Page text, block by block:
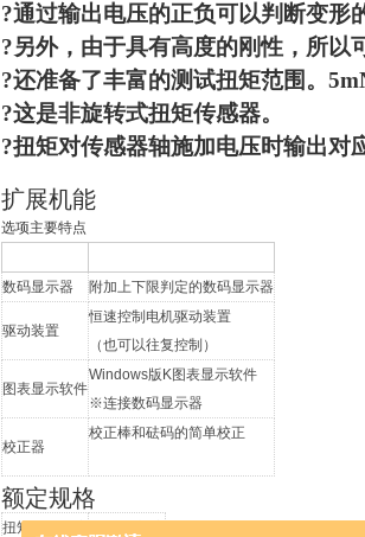
?通过输出电压的正负可以判断变形
?另外，由于具有高度的刚性，所以
?还准备了丰富的测试扭矩范围。
?这是非旋转式扭矩传感器。
?扭矩对传感器轴施加电压时输出对
扩展机能
选项主要特点
数码显示器 附加上下限判定的数码显示器
驱动装置
恒速控制电机驱动装置
（也可以往复控制）
图表显示软件
Windows版K图表显示软件
※连接数码显示器
校正器
校正棒和砝码的简单校正
额定规格
扭矩综合精度